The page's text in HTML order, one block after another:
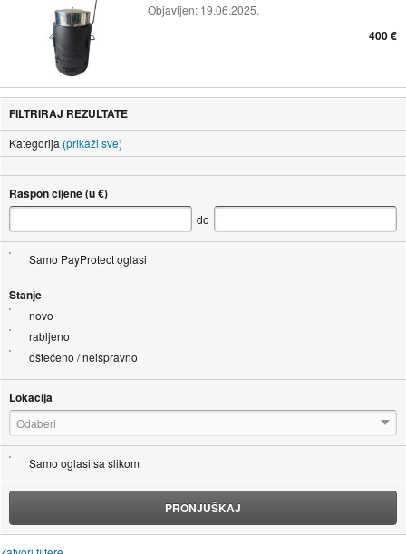
Objavljen: 19.06.2025.
400 €
FILTRIRAJ REZULTATE
Kategorija (prikaži sve)
Raspon cijene (u €)
do
Samo PayProtect oglasi
Stanje
novo
rabljeno
oštećeno / neispravno
Lokacija
Odaberi
Samo oglasi sa slikom
PRONJUŠKAJ